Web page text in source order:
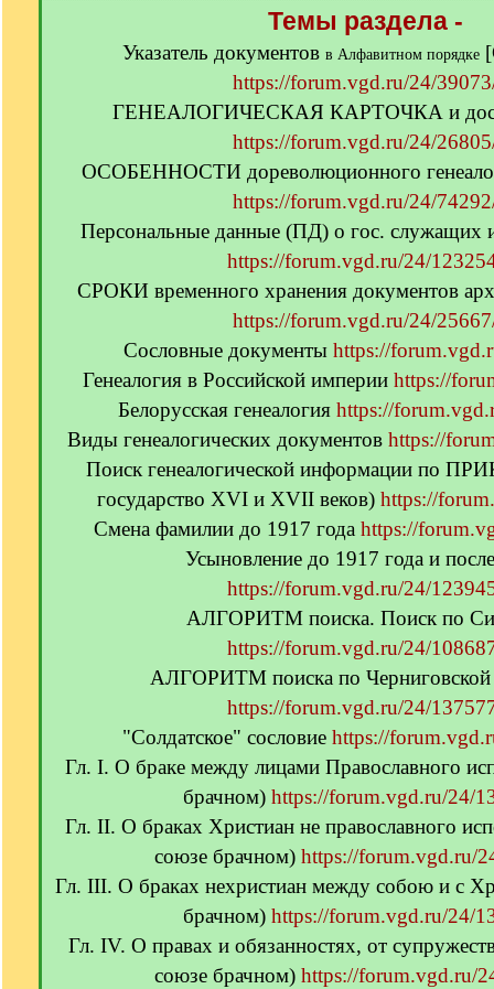
Темы раздела -
Указатель документов в Алфавитном порядке
https://forum.vgd.ru/24/
ГЕНЕАЛОГИЧЕСКАЯ КАРТОЧКА и
https://forum.vgd.ru/24/
ОСОБЕННОСТИ дореволюционного
https://forum.vgd.ru/24/
Персональные данные (ПД) о гос. служащих
https://forum.vgd.ru/24/
СРОКИ временного хранения документов
https://forum.vgd.ru/24/
Сословные документы https://
Генеалогия в Российской империи https://
Белорусская генеалогия https://
Виды генеалогических документов https://
Поиск генеалогической информации по
государство XVI и XVII веков) https://
Смена фамилии до 1917 года https://
Усыновление до 1917 года и
https://forum.vgd.ru/24/
АЛГОРИТМ поиска. Поиск по
https://forum.vgd.ru/24/
АЛГОРИТМ поиска по Черниговской
https://forum.vgd.ru/24/
"Солдатское" сословие https://
Гл. I. О браке между лицами Православного
брачном) https://forum.vgd.ru/24/
Гл. II. О браках Христиан не православного
союзе брачном) https://forum.vgd.ru/
Гл. III. О браках нехристиан между собою и с
брачном) https://forum.vgd.ru/24/
Гл. IV. О правах и обязанностях, от
союзе брачном) https://forum.vgd.ru/